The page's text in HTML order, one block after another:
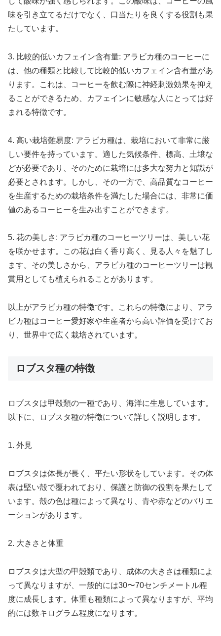
味を引き立てるだけでなく、口当たりを良くする役割も果
たしています。
3. 比較的低いカフェイン含有量: アラビカ種のコーヒーに
は、他の種類と比較して比較的低いカフェイン含有量があ
ります。これは、コーヒーを飲む際に神経刺激効果を抑え
ることができるため、カフェインに敏感な人にとっては好
まれる特徴です。
4. 高い栽培難易度: アラビカ種は、栽培において非常に厳
しい要件を持っています。適した気候条件、標高、土壌な
どが必要であり、そのために栽培には多大な努力と知識が
必要とされます。しかし、その一方で、高品質なコーヒー
を生産するための栽培条件を満たした場合には、非常に価
値のあるコーヒーを生み出すことができます。
5. 花の美しさ: アラビカ種のコーヒーツリーは、美しい花
を咲かせます。この花は白く香り高く、見る人々を魅了し
ます。その美しさから、アラビカ種のコーヒーツリーは観
賞用としても植えられることがあります。
以上がアラビカ種の特徴です。これらの特徴により、アラ
ビカ種はコーヒー愛好家や生産者から高い評価を受けてお
り、世界中で広く栽培されています。
ロブスタ種の特徴
ロブスタは甲殻類の一種であり、海洋に生息しています。
以下に、ロブスタ種の特徴について詳しく説明します。
1. 外見
ロブスタは体長が長く、平たい形状をしています。その体
表は堅い殻で覆われており、保護と防御の役割を果たして
います。殻の色は種によって異なり、青や赤などのバリエ
ーションがあります。
2. 大きさと体重
ロブスタは大型の甲殻類であり、成体の大きさは種類によ
って異なりますが、一般的には30〜70センチメートル程
度に成長します。体重も種類によって異なりますが、平均
的には数キログラム程度になります。